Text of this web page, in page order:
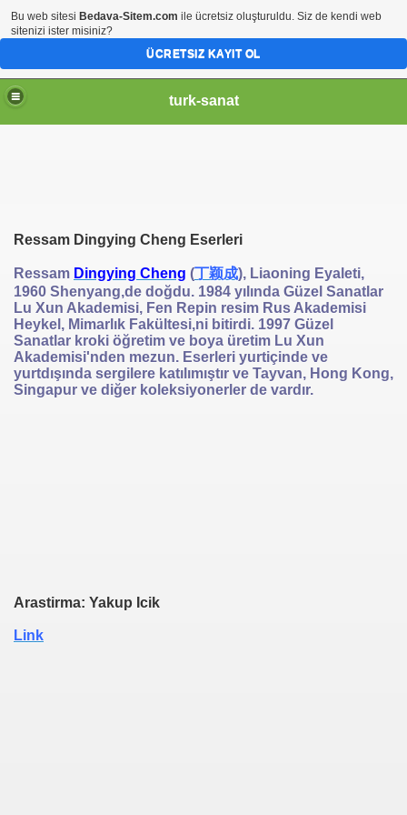
turk-sanat
Ressam Dingying Cheng Eserleri
Ressam Dingying Cheng (丁颖成), Liaoning Eyaleti,
1960 Shenyang,de doğdu. 1984 yılında Güzel Sanatlar
Lu Xun Akademisi, Fen Repin resim Rus Akademisi
Heykel, Mimarlık Fakültesi,ni bitirdi. 1997 Güzel
Sanatlar kroki öğretim ve boya üretim Lu Xun
Akademisi'nden mezun. Eserleri yurtiçinde ve
yurtdışında sergilere katılımıştır ve Tayvan, Hong Kong,
Singapur ve diğer koleksiyonerler de vardır.
Arastirma: Yakup Icik
Link
Bu web sitesi Bedava-Sitem.com ile ücretsiz oluşturuldu. Siz de kendi web
sitenizi ister misiniz?
ÜCRETSIZ KAYIT OL